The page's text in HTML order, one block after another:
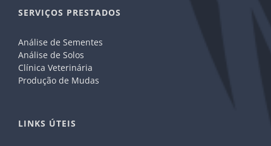
SERVIÇOS PRESTADOS
Análise de Sementes
Análise de Solos
Clínica Veterinária
Produção de Mudas
LINKS ÚTEIS